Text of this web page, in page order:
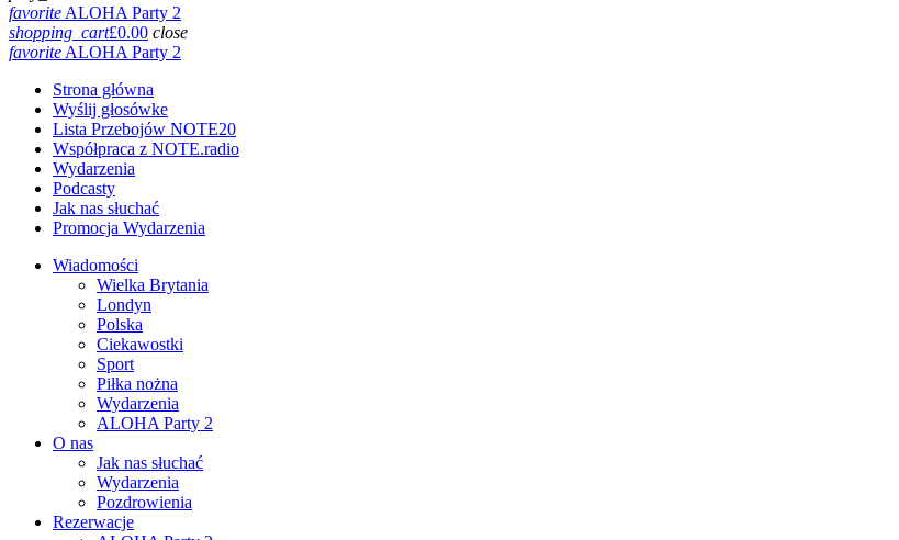
favoriteALOHA Party 2
shopping_cart£0.00 close
favoriteALOHA Party 2
Strona główna
Wyślij głosówke
Lista Przebojów NOTE20
Współpraca z NOTE.radio
Wydarzenia
Podcasty
Jak nas słuchać
Promocja Wydarzenia
Wiadomości
Wielka Brytania
Londyn
Polska
Ciekawostki
Sport
Piłka nożna
Wydarzenia
ALOHA Party 2
O nas
Jak nas słuchać
Wydarzenia
Pozdrowienia
Rezerwacje